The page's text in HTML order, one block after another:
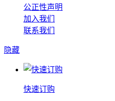
公正性声明
加入我们
联系我们
隐藏
快速订购